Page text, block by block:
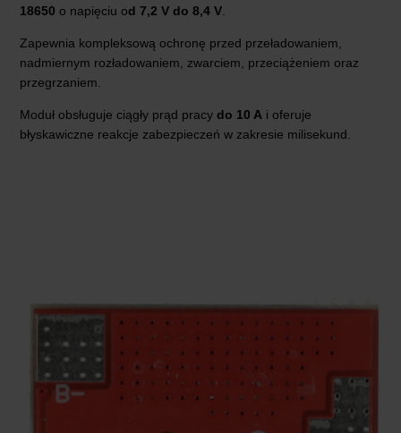
18650 o napięciu od 7,2 V do 8,4 V
Zapewnia kompleksową ochronę przed przeładowaniem,
nadmiernym rozładowaniem, zwarciem, przeciążeniem oraz
przegrzaniem.
Moduł obsługuje ciągły prąd pracy do 10 A i oferuje
błyskawiczne reakcje zabezpieczeń w zakresie milisekund.